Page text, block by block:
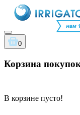
0
Корзина
В корзине пусто!